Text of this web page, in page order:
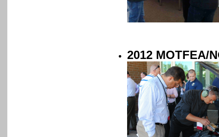
2012 MOTFEA/